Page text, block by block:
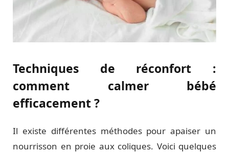
Techniques de réconfort :
comment calmer bébé
efficacement ?
Il existe différentes méthodes pour apaiser un
nourrisson en proie aux coliques. Voici quelques